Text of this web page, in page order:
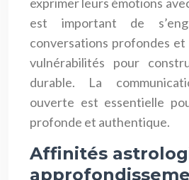
est important de
conversations profondes
vulnérabilités pour
durable. La
ouverte est essentielle
profonde et authentique.
Affinités